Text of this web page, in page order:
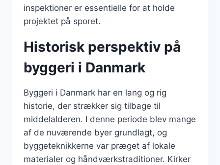
inspektioner er essentielle for at holde
projektet på sporet.
Historisk perspektiv på
byggeri i Danmark
Byggeri i Danmark har en lang og rig
historie, der strækker sig tilbage til
middelalderen. I denne periode blev mange
af de nuværende byer grundlagt, og
byggeteknikkerne var præget af lokale
materialer og håndværkstraditioner. Kirker